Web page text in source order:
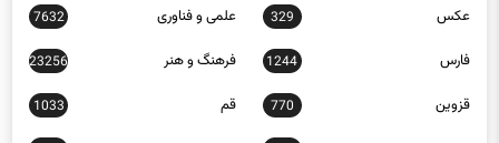
فارس 1244 فرهنگ و هنر 23256
قزوین 770 قم 1033
کاریکاتور 452 کردستان 940